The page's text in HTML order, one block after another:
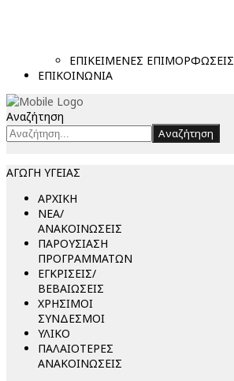
ΕΠΙΚΕΙΜΕΝΕΣ ΕΠΙΜΟΡΦΩΣΕΙΣ
ΕΠΙΚΟΙΝΩΝΙΑ
Αναζήτηση
Αναζήτηση
ΑΓΩΓΗ ΥΓΕΙΑΣ
ΑΡΧΙΚΗ
ΝΕΑ/
ΑΝΑΚΟΙΝΩΣΕΙΣ
ΠΑΡΟΥΣΙΑΣΗ
ΠΡΟΓΡΑΜΜΑΤΩΝ
ΕΓΚΡΙΣΕΙΣ/
ΒΕΒΑΙΩΣΕΙΣ
ΧΡΗΣΙΜΟΙ
ΣΥΝΔΕΣΜΟΙ
ΥΛΙΚΟ
ΠΑΛΑΙΟΤΕΡΕΣ
ΑΝΑΚΟΙΝΩΣΕΙΣ